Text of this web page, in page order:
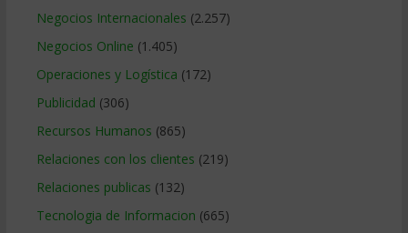
Negocios Internacionales (2.257)
Negocios Online (1.405)
Operaciones y Logística (172)
Publicidad (306)
Recursos Humanos (865)
Relaciones con los clientes (219)
Relaciones publicas (132)
Tecnologia de Informacion (665)